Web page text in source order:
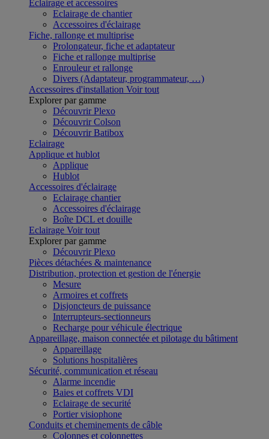
Eclairage et accessoires
Eclairage de chantier
Accessoires d'éclairage
Fiche, rallonge et multiprise
Prolongateur, fiche et adaptateur
Fiche et rallonge multiprise
Enrouleur et rallonge
Divers (Adaptateur, programmateur, …)
Accessoires d'installation Voir tout
Explorer par gamme
Découvrir Plexo
Découvrir Colson
Découvrir Batibox
Eclairage
Applique et hublot
Applique
Hublot
Accessoires d'éclairage
Eclairage chantier
Accessoires d'éclairage
Boîte DCL et douille
Eclairage Voir tout
Explorer par gamme
Découvrir Plexo
Pièces détachées & maintenance
Distribution, protection et gestion de l'énergie
Mesure
Armoires et coffrets
Disjoncteurs de puissance
Interrupteurs-sectionneurs
Recharge pour véhicule électrique
Appareillage, maison connectée et pilotage du bâtiment
Appareillage
Solutions hospitalières
Sécurité, communication et réseau
Alarme incendie
Baies et coffrets VDI
Eclairage de securité
Portier visiophone
Conduits et cheminements de câble
Colonnes et colonnettes